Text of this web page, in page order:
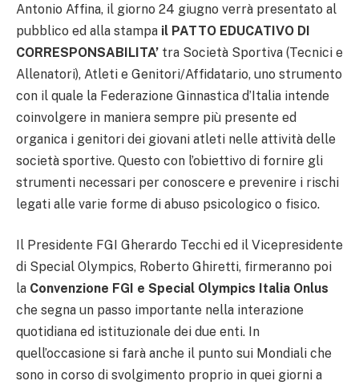
Antonio Affina, il giorno 24 giugno verrà presentato al
pubblico ed alla stampa il PATTO EDUCATIVO DI
CORRESPONSABILITA’ tra Società Sportiva (Tecnici e
Allenatori), Atleti e Genitori/Affidatario, uno strumento
con il quale la Federazione Ginnastica d’Italia intende
coinvolgere in maniera sempre più presente ed
organica i genitori dei giovani atleti nelle attività delle
società sportive. Questo con l’obiettivo di fornire gli
strumenti necessari per conoscere e prevenire i rischi
legati alle varie forme di abuso psicologico o fisico.
Il Presidente FGI Gherardo Tecchi ed il Vicepresidente
di Special Olympics, Roberto Ghiretti, firmeranno poi
la Convenzione FGI e Special Olympics Italia Onlus
che segna un passo importante nella interazione
quotidiana ed istituzionale dei due enti. In
quell’occasione si farà anche il punto sui Mondiali che
sono in corso di svolgimento proprio in quei giorni a